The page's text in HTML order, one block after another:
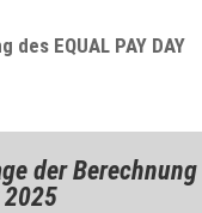
EQUAL PAY DAY
der Berechnung
2025